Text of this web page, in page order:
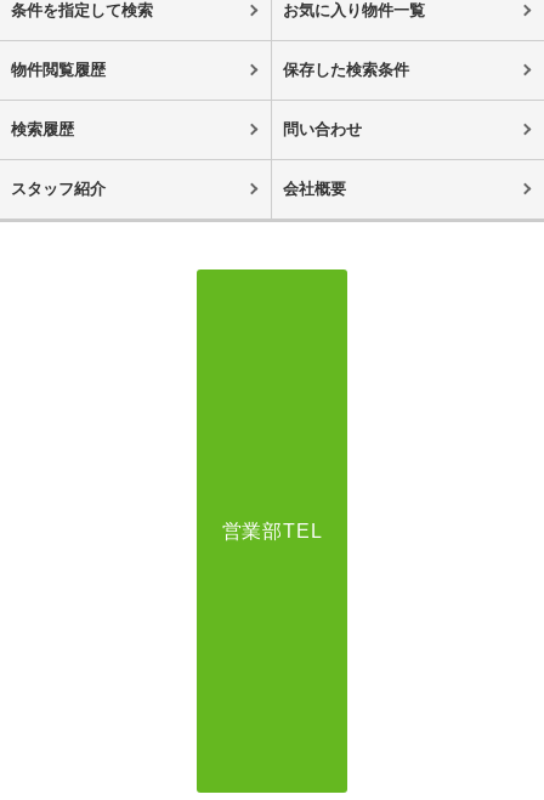
条件を指定して検索 お気に入り物件一覧
物件閲覧履歴 保存した検索条件
検索履歴 問い合わせ
スタッフ紹介 会社概要
営業部TEL